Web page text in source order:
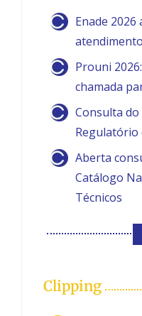
Enade
Prouni
chamada
Consulta
Regulatório
Aberta
Catálogo
Técnicos
Clipping